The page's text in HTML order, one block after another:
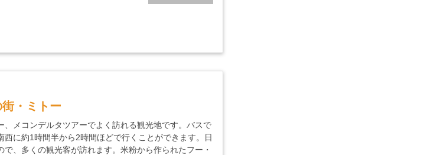
・ミトー
、メコンデルタツアーでよく訪れる観光地です。バスで
西に約1時間半から2時間ほどで行くことができます。日
、多くの観光客が訪れます。米粉から作られたフー・